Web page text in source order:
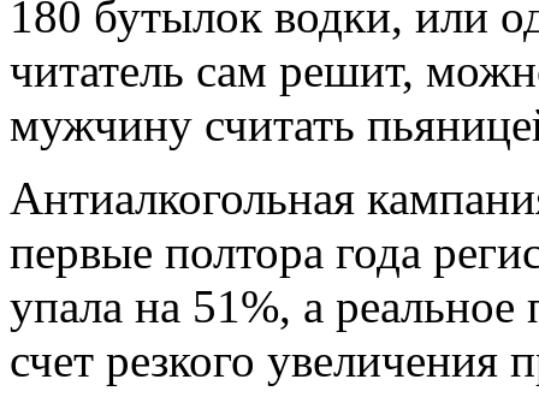
180 бутылок водки, или
читатель сам решит,
мужчину считать
Антиалкогольная
первые полтора года
упала на 51%, а реальное
счет резкого увеличения